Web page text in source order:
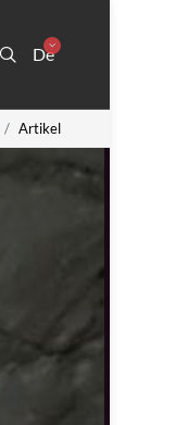
De
Artikel